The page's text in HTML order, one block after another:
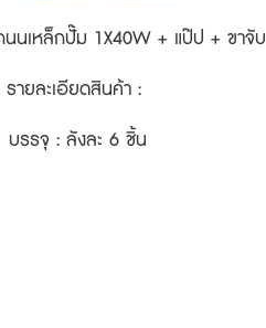
นเหล็กปั๊ม 1X40W + แป๊ป + ขาจับ
รายละเอียดสินค้า :
บรรจุ : ลังละ 6 ชิ้น